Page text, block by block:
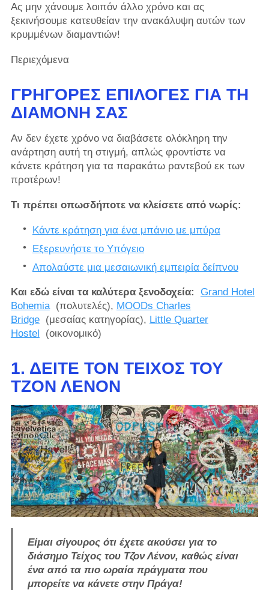
Ας μην χάνουμε λοιπόν άλλο χρόνο και ας
ξεκινήσουμε κατευθείαν την ανακάλυψη αυτών των
κρυμμένων διαμαντιών!
Περιεχόμενα
ΓΡΉΓΟΡΕΣ ΕΠΙΛΟΓΈΣ ΓΙΑ ΤΗ
ΔΙΑΜΟΝΉ ΣΑΣ
Αν δεν έχετε χρόνο να διαβάσετε ολόκληρη την
ανάρτηση αυτή τη στιγμή, απλώς φροντίστε να
κάνετε κράτηση για τα παρακάτω ραντεβού εκ των
προτέρων!
Τι πρέπει οπωσδήποτε να κλείσετε από νωρίς:
Κάντε κράτηση για ένα μπάνιο με μπύρα
Εξερευνήστε το Υπόγειο
Απολαύστε μια μεσαιωνική εμπειρία δείπνου
Και εδώ είναι τα καλύτερα ξενοδοχεία:
Grand Hotel
Bohemia(πολυτελές), MOODs Charles
Bridge(μεσαίας κατηγορίας), Little Quarter
Hostel (οικονομικό)
1. ΔΕΊΤΕ ΤΟΝ ΤΕΊΧΟΣ ΤΟΥ
ΤΖΟΝ ΛΈΝΟΝ
Είμαι σίγουρος ότι έχετε ακούσει για το
διάσημο Τείχος του Τζον Λένον, καθώς είναι
ένα από τα πιο ωραία πράγματα που
μπορείτε να κάνετε στην Πράγα!